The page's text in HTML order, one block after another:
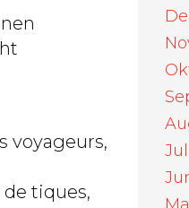
voyageurs,
tiques,